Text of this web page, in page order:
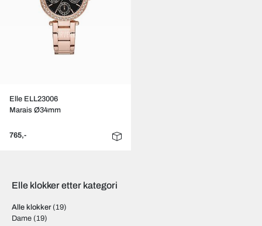
Elle ELL23006
Marais Ø34mm
765,-
Elle klokker etter kategori
Alle klokker(19)
Dame (19)